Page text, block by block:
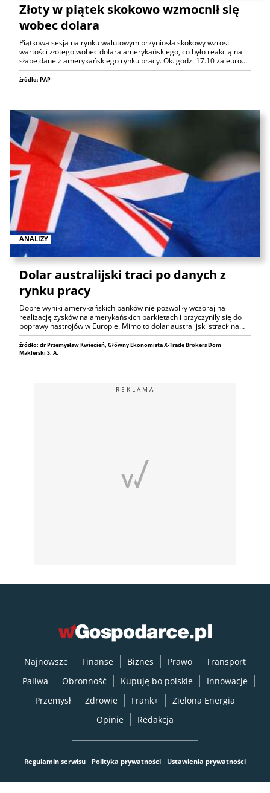
Złoty w piątek skokowo wzmocnił się
wobec dolara
Piątkowa sesja na rynku walutowym przyniosła skokowy wzrost
wartości złotego wobec dolara amerykańskiego, co było reakcją na
słabe dane z amerykańskiego rynku pracy. Ok. godz. 17.10 za euro…
źródło: PAP
ANALIZY
Dolar australijski traci po danych z
rynku pracy
Dobre wyniki amerykańskich banków nie pozwoliły wczoraj na
realizację zysków na amerykańskich parkietach i przyczyniły się do
poprawy nastrojów w Europie. Mimo to dolar australijski stracił na…
źródło: dr Przemysław Kwiecień, Główny Ekonomista X-Trade Brokers Dom
Maklerski S. A.
REKLAMA
Najnowsze Finanse Biznes Prawo
Transport
Paliwa
Obronność Kupuję bo polskie
Innowacje
Przemysł
Zdrowie Frank+
Zielona Energia
Opinie
Redakcja
Regulamin serwisu Polityka prywatności Ustawienia prywatności